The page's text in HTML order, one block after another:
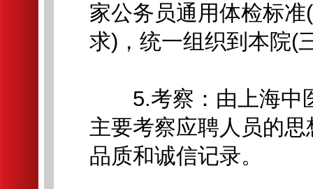
家公务员通用体检标
求)，统一组织到本院(
5.考察：由上海中
主要考察应聘人员的
品质和诚信记录。